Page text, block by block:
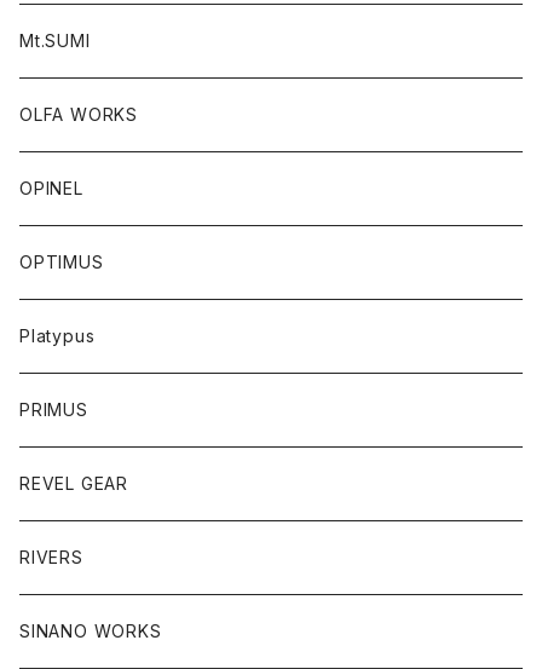
Mt.SUMI
OLFA WORKS
OPINEL
OPTIMUS
Platypus
PRIMUS
REVEL GEAR
RIVERS
SINANO WORKS